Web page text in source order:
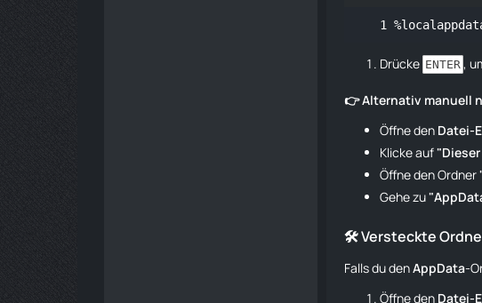
Drücke ENTER ,
👉 Alternativ manuell
Öffne den Datei-
Klicke auf"Dieser
Öffne den Ordner
Gehe zu
🛠 Versteckte
Falls du denAppData-
Öffne den Datei-